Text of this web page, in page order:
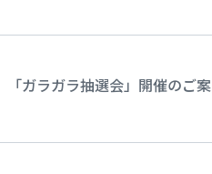
「ガラガラ抽選会」開催のご